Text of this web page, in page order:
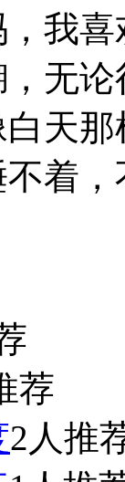
我
无
天
着
荐
2人推